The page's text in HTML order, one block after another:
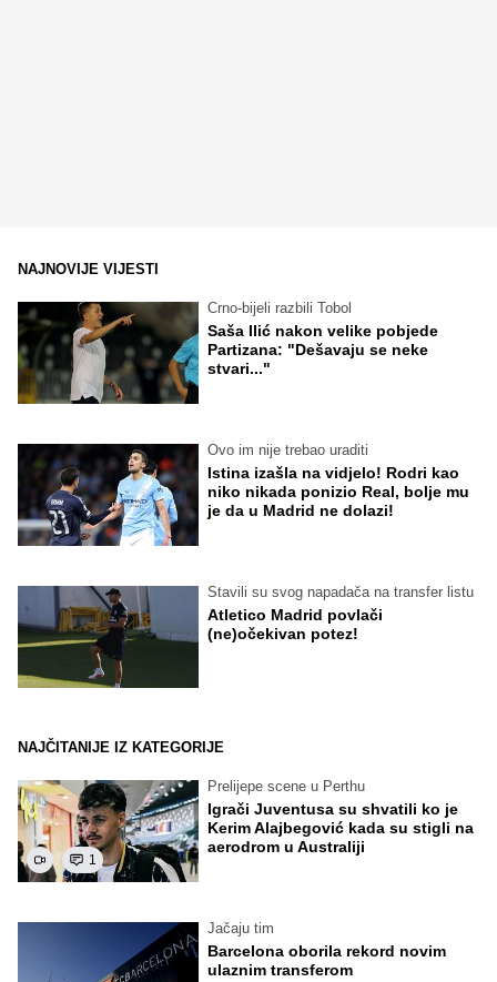
NAJNOVIJE VIJESTI
Crno-bijeli razbili Tobol
Saša Ilić nakon velike pobjede
Partizana: "Dešavaju se neke
stvari..."
Ovo im nije trebao uraditi
Istina izašla na vidjelo! Rodri kao
niko nikada ponizio Real, bolje mu
je da u Madrid ne dolazi!
Stavili su svog napadača na transfer listu
Atletico Madrid povlači
(ne)očekivan potez!
NAJČITANIJE IZ KATEGORIJE
1
Prelijepe scene u Perthu
Igrači Juventusa su shvatili ko je
Kerim Alajbegović kada su stigli na
aerodrom u Australiji
Jačaju tim
Barcelona oborila rekord novim
ulaznim transferom